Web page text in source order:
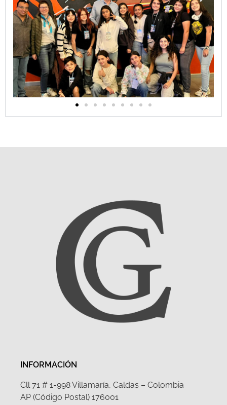
INFORMACIÓN
Cll 71 # 1-998 Villamaría, Caldas – Colombia
AP (Código Postal) 176001